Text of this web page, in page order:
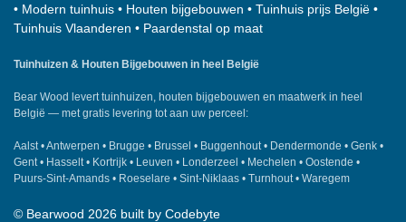
• Modern tuinhuis • Houten bijgebouwen • Tuinhuis prijs België •
Tuinhuis Vlaanderen • Paardenstal op maat
Tuinhuizen & Houten Bijgebouwen in heel België
Bear Wood levert tuinhuizen, houten bijgebouwen en maatwerk in heel
België — met gratis levering tot aan uw perceel:
Aalst•Antwerpen • Brugge • Brussel • Buggenhout• Dendermonde • Genk •
Gent• Hasselt• Kortrijk • Leuven • Londerzeel • Mechelen • Oostende •
Puurs-Sint-Amands • Roeselare • Sint-Niklaas • Turnhout• Waregem
© Bearwood 2026 built by Codebyte